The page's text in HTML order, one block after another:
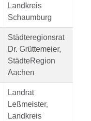
Landkreis
Schaumburg
Städteregionsrat
Dr. Grüttemeier,
StädteRegion
Aachen
Landrat
Leßmeister,
Landkreis